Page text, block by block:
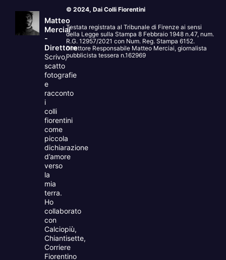
Matteo
Merciai
-
Direttore
Scrivo,
scatto
fotografie
e
racconto
i
colli
fiorentini
come
piccola
dichiarazione
d’amore
verso
la
mia
terra.
Ho
collaborato
con
Calciopiù,
Chiantisette,
Corriere
Fiorentino
© 2024, Dai Colli Fiorentini
Testata registrata al Tribunale di Firenze ai sensi
della Legge sulla Stampa 8 Febbraio 1948 n.47, num.
R.G. 12957/2021 con Num. Reg. Stampa 6152.
Direttore Responsabile Matteo Merciai, giornalista
pubblicista tessera n.162969